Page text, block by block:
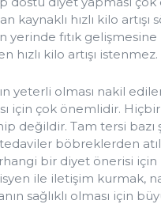
kaynaklı hızlı kilo artışı
yerinde fıtık gelişmesine
hızlı kilo artışı istenmez.
yeterli olması nakil
için çok önemlidir.
değildir. Tam tersi bazı
böbreklerden
bir diyet önerisi
ile iletişim kurmak,
sağlıklı olması için